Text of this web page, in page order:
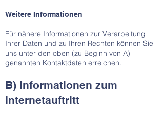
Weitere Informationen
Für nähere Informationen zur Verarbeitung
Ihrer Daten und zu Ihren Rechten können Sie
uns unter den oben (zu Beginn von A)
genannten Kontaktdaten erreichen.
B) Informationen zum
Internetauftritt